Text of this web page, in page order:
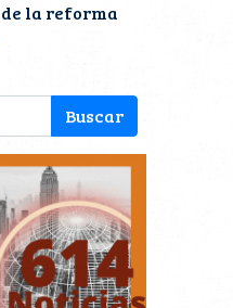
de la reforma